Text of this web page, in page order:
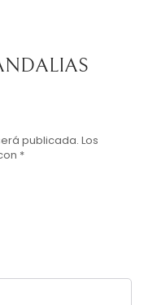
publicada. Los
*